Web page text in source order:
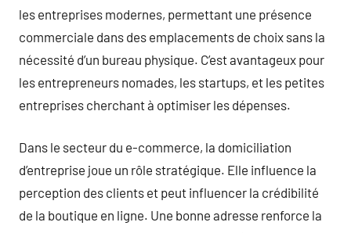
les entreprises modernes, permettant une présence
commerciale dans des emplacements de choix sans la
nécessité d’un bureau physique. C’est avantageux pour
les entrepreneurs nomades, les startups, et les petites
entreprises cherchant à optimiser les dépenses.
Dans le secteur du e-commerce, la domiciliation
d’entreprise joue un rôle stratégique. Elle influence la
perception des clients et peut influencer la crédibilité
de la boutique en ligne. Une bonne adresse renforce la